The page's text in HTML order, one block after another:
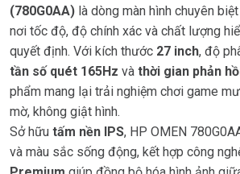
(780G0AA) là dòng màn hình chuyên
nơi tốc độ, độ chính xác và chất lượng
quyết định. Với kích thước 27 inch, độ
tần số quét 165Hz và thời gian phản
phẩm mang lại trải nghiệm chơi game
mờ, không giật hình.
Sở hữu tấm nền IPS, HP OMEN
và màu sắc sống động, kết hợp công